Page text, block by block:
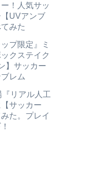
！人気サッ
UVアンブ
みた
プ限定』ミ
クステイク
】サッカー
レム
リアル人工
サッカー
た。プレイ